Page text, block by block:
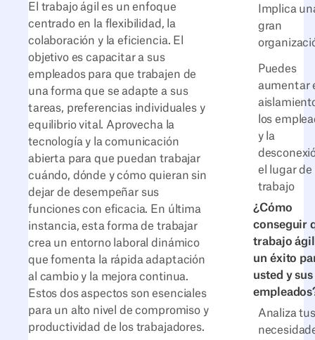
Implica
gran
Puedes
aumentar
los
y la
el lugar de
trabajo
¿Cómo
conseguir
trabajo ágil
un éxito
usted y sus
Analiza tus
El trabajo ágil es un enfoque
centrado en la flexibilidad, la
colaboración y la eficiencia. El
objetivo es capacitar a sus
empleados para que trabajen de
una forma que se adapte a sus
tareas, preferencias individuales y
equilibrio vital. Aprovecha la
tecnología y la comunicación
abierta para que puedan trabajar
cuándo, dónde y cómo quieran sin
dejar de desempeñar sus
funciones con eficacia. En última
instancia, esta forma de trabajar
crea un entorno laboral dinámico
que fomenta la rápida adaptación
al cambio y la mejora continua.
Estos dos aspectos son esenciales
para un alto nivel de compromiso y
productividad de los trabajadores.